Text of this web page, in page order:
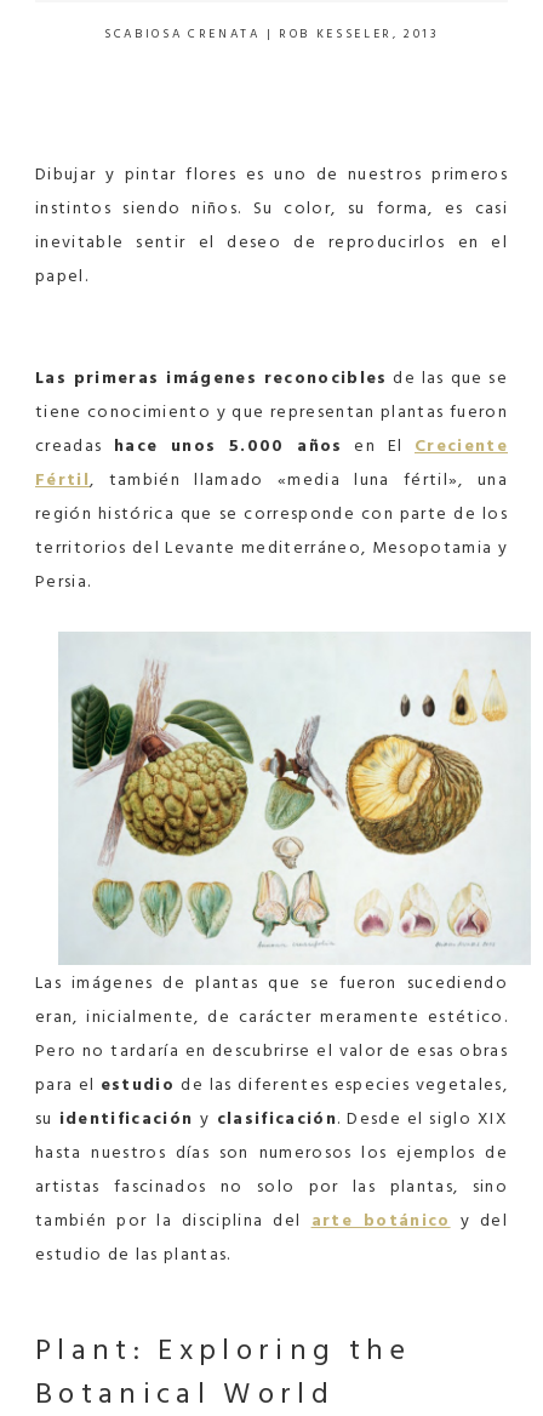
SCABIOSA CRENATA | ROB KESSELER, 2013
Dibujar y pintar flores es uno de nuestros primeros
instintos siendo niños. Su color, su forma, es casi
inevitable sentir el deseo de reproducirlos en el
papel.
Las primeras imágenes reconocibles de las que se
tiene conocimiento y que representan plantas fueron
creadas hace unos 5.000 años en El Creciente
Fértil, también llamado «media luna fértil», una
región histórica que se corresponde con parte de los
territorios del Levante mediterráneo, Mesopotamia y
Persia.
Las imágenes de plantas que se fueron sucediendo
eran, inicialmente, de carácter meramente estético.
Pero no tardaría en descubrirse el valor de esas obras
para el estudiode las diferentes especies vegetales,
su identificacióny clasificación. Desde el siglo XIX
hasta nuestros días son numerosos los ejemplos de
artistas fascinados no solo por las plantas, sino
también por la disciplina delarte botánicoy del
estudio de las plantas.
Plant: Exploring the
Botanical World